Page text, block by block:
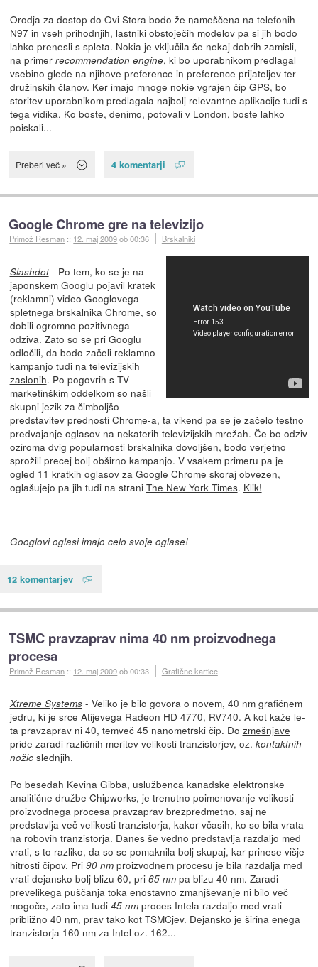
Orodja za dostop do Ovi Stora bodo že nameščena na telefonih
N97 in vseh prihodnjih, lastniki obstoječih modelov pa si jih bodo
lahko prenesli s spleta. Nokia je vključila še nekaj dobrih zamisli,
na primer recommendation engine, ki bo uporabnikom predlagal
vsebino glede na njihove preference in preference prijateljev ter
družinskih članov. Ker imajo mnoge nokie vgrajen čip GPS, bo
storitev uporabnikom predlagala najbolj relevantne aplikacije tudi s
tega vidika. Ko boste, denimo, potovali v London, boste lahko
poiskali...
Preberi več » 4 komentarji
Google Chrome gre na televizijo
Primož Resman :: 12. maj 2009ob 00:36 Brskalniki
Slashdot- Po tem, ko se je na
japonskem Googlu pojavil kratek
(reklamni) video Googlovega
spletnega brskalnika Chrome, so
dobili ogromno pozitivnega
odziva. Zato so se pri Googlu
odločili, da bodo začeli reklamno
kampanjo tudi na televizijskih
zaslonih. Po pogovrih s TV
marketinškim oddelkom so našli
skupni jezik za čimboljšo
predstavitev prednosti Chrome-a, ta vikend pa se je začelo testno
predvajanje oglasov na nekaterih televizijskih mrežah. Če bo odziv
oziroma dvig popularnosti brskalnika dovoljšen, bodo verjetno
sprožili precej bolj obširno kampanjo. V vsakem primeru pa je
ogled 11 kratkih oglasovza Google Chrome skoraj obvezen,
oglašujejo pa jih tudi na strani The New York Times. Klik!
Googlovi oglasi imajo celo svoje oglase!
12 komentarjev
TSMC pravzaprav nima 40 nm proizvodnega
procesa
Primož Resman :: 12. maj 2009ob 00:33 Grafične kartice
Xtreme Systems- Veliko je bilo govora o novem, 40 nm grafičnem
jedru, ki je srce Atijevega Radeon HD 4770, RV740. A kot kaže le-
ta pravzaprav ni 40, temveč 45 nanometrski čip. Do zmešnjave
pride zaradi različnih meritev velikosti tranzistorjev, oz. kontaktnih
nožicslednjih.
Po besedah Kevina Gibba, uslužbenca kanadske elektronske
analitične družbe Chipworks, je trenutno poimenovanje velikosti
proizvodnega procesa pravzaprav brezpredmetno, saj ne
predstavlja več velikosti tranzistorja, kakor včasih, ko so bila vrata
na robovih tranzistorja. Danes še vedno predstavlja razdaljo med
vrati, s to razliko, da so se pomaknila bolj skupaj, kar prinese višje
hitrosti čipov. Pri 90 nmproizvodnem procesu je bila razdalja med
vrati dejansko bolj blizu 60, pri 65 nmpa blizu 40 nm. Zaradi
prevelikega puščanja toka enostavno zmanjševanje ni bilo več
mogoče, zato ima tudi 45 nmproces Intela razdaljo med vrati
približno 40 nm, prav tako kot TSMCjev. Dejansko je širina enega
tranzistorja 160 nm za Intel oz. 162...